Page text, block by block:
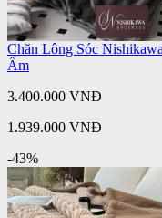
Chăn Lông Sóc
Ấm
3.400.000 VNĐ
1.939.000 VNĐ
-43%